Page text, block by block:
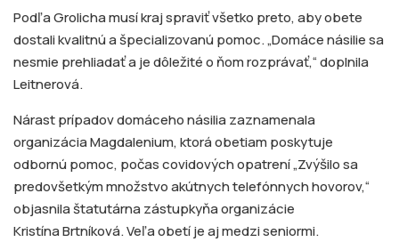
Podľa Grolicha musí kraj spraviť všetko preto, aby obete
dostali kvalitnú a špecializovanú pomoc. „Domáce násilie sa
nesmie prehliadať a je dôležité o ňom rozprávať,“ doplnila
Leitnerová.
Nárast prípadov domáceho násilia zaznamenala
organizácia Magdalenium, ktorá obetiam poskytuje
odbornú pomoc, počas covidových opatrení „Zvýšilo sa
predovšetkým množstvo akútnych telefónnych hovorov,“
objasnila štatutárna zástupkyňa organizácie
Kristína Brtníková. Veľa obetí je aj medzi seniormi.